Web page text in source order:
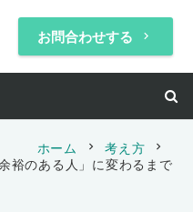
お問合わせする keyboard_arrow_right
ホーム chevron_right 考え方 chevron_right
裕のある人」に変わるまで